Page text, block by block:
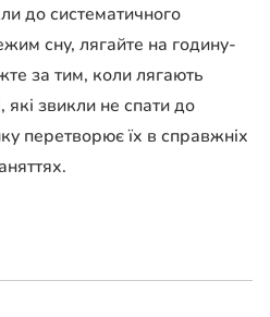
до систематичного
сну, лягайте на годину-
за тим, коли лягають
які звикли не спати до
перетворює їх в справжніх